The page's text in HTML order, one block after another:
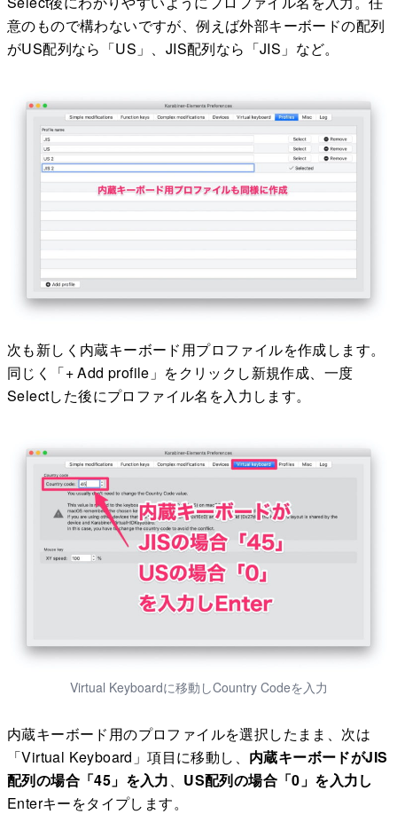
意のもので構わないですが、例えば外部キーボードの配列
がUS配列なら「US」、JIS配列なら「JIS」など。
次も新しく内蔵キーボード用プロファイルを作成します。
同じく「+ Add profile」をクリックし新規作成、一度
Selectした後にプロファイル名を入力します。
Virtual Keyboardに移動しCountry Codeを入力
内蔵キーボード用のプロファイルを選択したまま、次は
「Virtual Keyboard」項目に移動し、 内蔵キーボードがJIS
配列の場合「45」を入力、 US配列の場合「0」を入力し
Enterキーをタイプします。